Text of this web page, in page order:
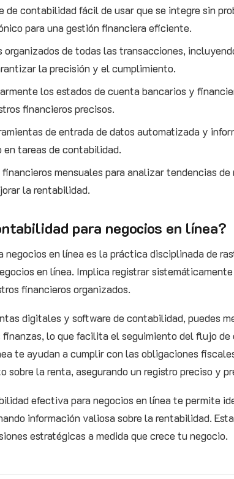
de contabilidad fácil de usar que se integre sin
para una gestión financiera eficiente.
organizados de todas las transacciones,
la precisión y el cumplimiento.
los estados de cuenta bancarios y
financieros precisos.
de entrada de datos automatizada y
en tareas de contabilidad.
financieros mensuales para analizar tendencias
la rentabilidad.
para negocios en línea?
negocios en línea es la práctica disciplinada de
en línea. Implica registrar
financieros organizados.
digitales y software de contabilidad, puedes
lo que facilita el seguimiento del flujo
te ayudan a cumplir con las obligaciones
sobre la renta, asegurando un registro preciso y
efectiva para negocios en línea te permite
información valiosa sobre la rentabilidad.
estratégicas a medida que crece tu negocio.